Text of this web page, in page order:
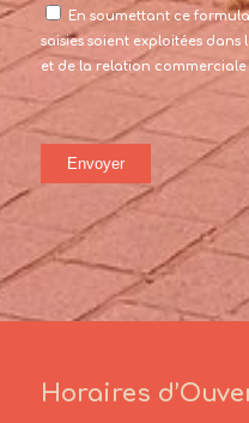
En soumettant ce
saisies soient exploitées
et de la relation
Horaires